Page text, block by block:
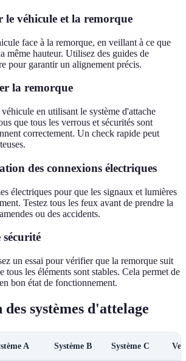
le véhicule et la remorque
face à la remorque, en veillant à ce que
même hauteur. Utilisez des guides de
pour garantir un alignement précis.
la remorque
en utilisant le système d'attache
que tous les verrous et sécurités sont
correctement. Un check rapide peut
des connexions électriques
électriques pour que les signaux et lumières
Testez tous les feux avant de prendre la
ou des accidents.
sécurité
un essai pour vérifier que la remorque suit
tous les éléments sont stables. Cela permet de
bon état de fonctionnement.
systèmes d'attelage
A Système B Système C